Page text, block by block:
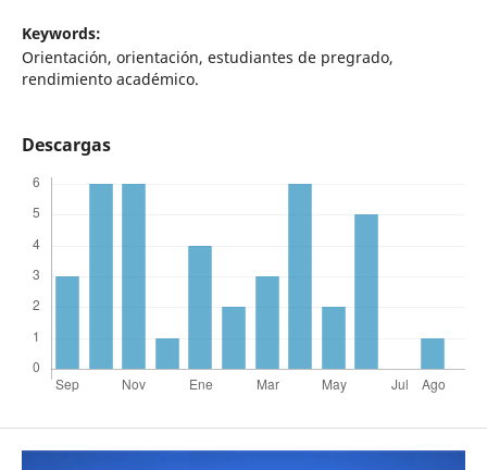
Keywords:
Orientación, orientación, estudiantes de pregrado,
rendimiento académico.
Descargas